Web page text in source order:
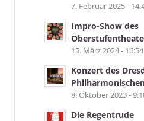
7. Februar 2025 -
Impro-Show des
15. März 2024 - 16:54
Konzert des
8. Oktober 2023 -
Die Regentrude